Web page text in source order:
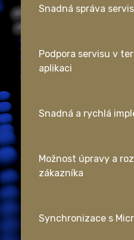
Snadná správa
Podpora servisu v
aplikaci
Snadná a rychlá
Možnost úpravy a
zákazníka
Synchronizace s